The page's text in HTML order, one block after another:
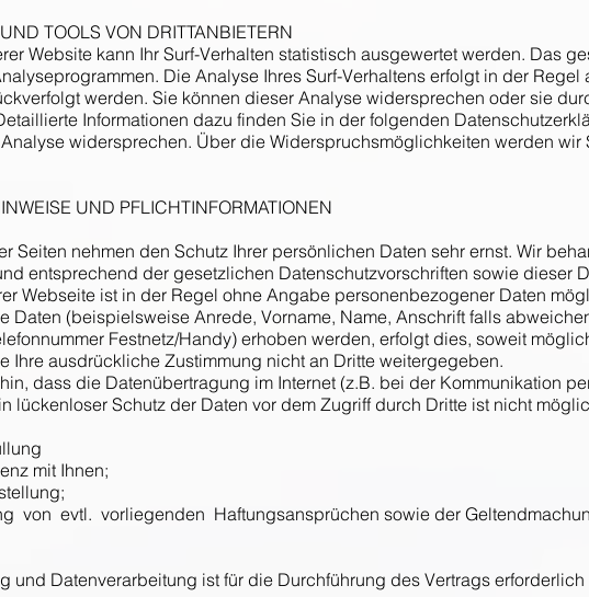
TOOLS VON DRITTANBIETERN
Website kann Ihr Surf-Verhalten statistisch ausgewertet werden. Das
Die Analyse Ihres Surf-Verhaltens erfolgt in der Regel
werden. Sie können dieser Analyse widersprechen oder sie
Informationen dazu finden Sie in der folgenden
widersprechen. Über die Widerspruchsmöglichkeiten werden wir
UND PFLICHTINFORMATIONEN
Seiten nehmen den Schutz Ihrer persönlichen Daten sehr ernst. Wir
entsprechend der gesetzlichen Datenschutzvorschriften sowie dieser
Webseite ist in der Regel ohne Angabe personenbezogener Daten
Daten (beispielsweise Anrede, Vorname, Name, Anschrift falls
Festnetz/Handy) erhoben werden, erfolgt dies, soweit
Ihre ausdrückliche Zustimmung nicht an Dritte weitergegeben.
dass die Datenübertragung im Internet (z.B. bei der Kommunikation
lückenloser Schutz der Daten vor dem Zugriff durch Dritte ist nicht
mit Ihnen;
evtl. vorliegenden Haftungsansprüchen sowie der
und Datenverarbeitung ist für die Durchführung des Vertrags erforderlich